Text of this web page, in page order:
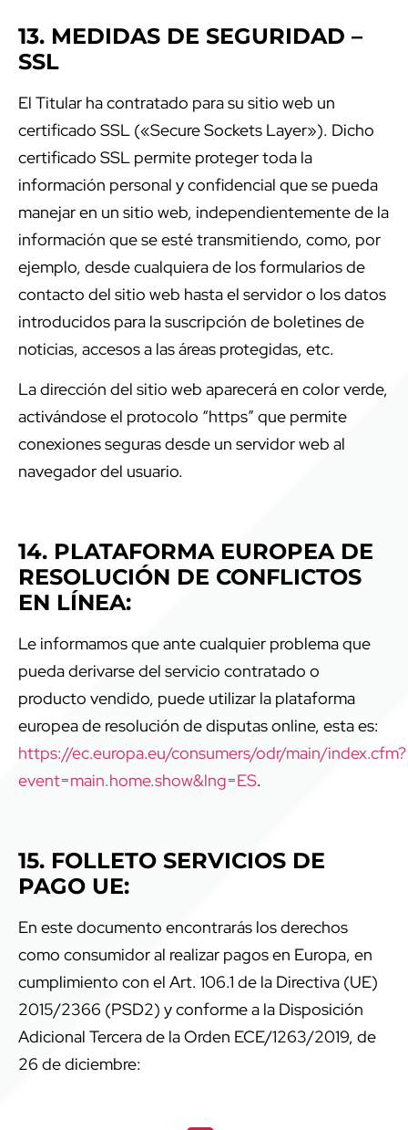
13. MEDIDAS DE SEGURIDAD –
SSL
El Titular ha contratado para su sitio web un
certificado SSL («Secure Sockets Layer»). Dicho
certificado SSL permite proteger toda la
información personal y confidencial que se pueda
manejar en un sitio web, independientemente de la
información que se esté transmitiendo, como, por
ejemplo, desde cualquiera de los formularios de
contacto del sitio web hasta el servidor o los datos
introducidos para la suscripción de boletines de
noticias, accesos a las áreas protegidas, etc.
La dirección del sitio web aparecerá en color verde,
activándose el protocolo “https” que permite
conexiones seguras desde un servidor web al
navegador del usuario.
14. PLATAFORMA EUROPEA DE
RESOLUCIÓN DE CONFLICTOS
EN LÍNEA:
Le informamos que ante cualquier problema que
pueda derivarse del servicio contratado o
producto vendido, puede utilizar la plataforma
europea de resolución de disputas online, esta es:
https://ec.europa.eu/consumers/odr/main/index.cfm?
event=main.home.show&lng=ES.
15. FOLLETO SERVICIOS DE
PAGO UE:
En este documento encontrarás los derechos
como consumidor al realizar pagos en Europa, en
cumplimiento con el Art. 106.1 de la Directiva (UE)
2015/2366 (PSD2) y conforme a la Disposición
Adicional Tercera de la Orden ECE/1263/2019, de
26 de diciembre: